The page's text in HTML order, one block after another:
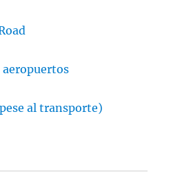
al transporte)